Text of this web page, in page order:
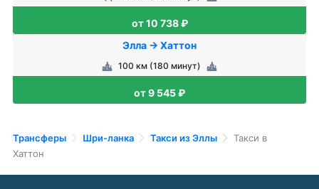
от 10 738 ₽
Элла → Хаттон
100 км (180 минут)
от 9 545 ₽
Трансферы Шри-ланка Такси из Эллы
Такси в
Хаттон